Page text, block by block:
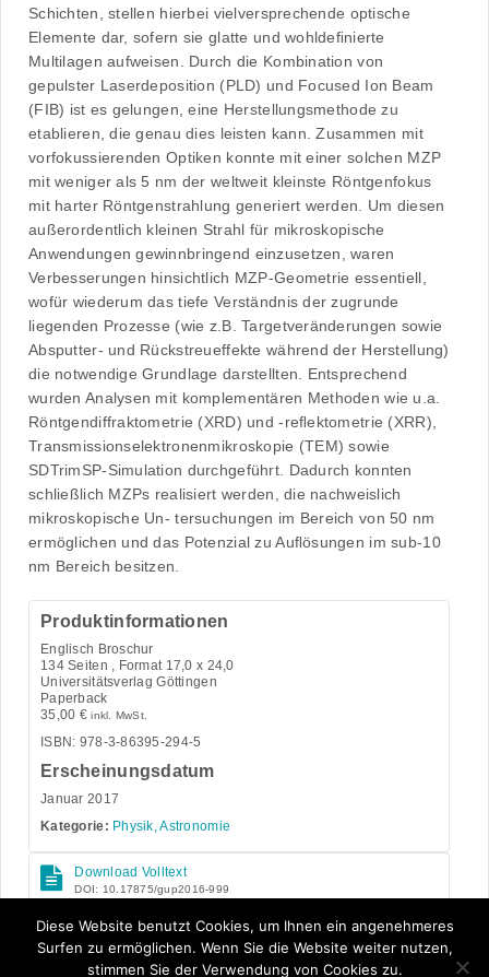
Schichten, stellen hierbei vielversprechende optische
Elemente dar, sofern sie glatte und wohldeﬁnierte
Multilagen aufweisen. Durch die Kombination von
gepulster Laserdeposition (PLD) und Focused Ion Beam
(FIB) ist es gelungen, eine Herstellungsmethode zu
etablieren, die genau dies leisten kann. Zusammen mit
vorfokussierenden Optiken konnte mit einer solchen MZP
mit weniger als 5 nm der weltweit kleinste Röntgenfokus
mit harter Röntgenstrahlung generiert werden. Um diesen
außerordentlich kleinen Strahl für mikroskopische
Anwendungen gewinnbringend einzusetzen, waren
Verbesserungen hinsichtlich MZP-Geometrie essentiell,
wofür wiederum das tiefe Verständnis der zugrunde
liegenden Prozesse (wie z.B. Targetveränderungen sowie
Absputter- und Rückstreueffekte während der Herstellung)
die notwendige Grundlage darstellten. Entsprechend
wurden Analysen mit komplementären Methoden wie u.a.
Röntgendiffraktometrie (XRD) und -reﬂektometrie (XRR),
Transmissionselektronenmikroskopie (TEM) sowie
SDTrimSP-Simulation durchgeführt. Dadurch konnten
schließlich MZPs realisiert werden, die nachweislich
mikroskopische Un- tersuchungen im Bereich von 50 nm
ermöglichen und das Potenzial zu Auﬂösungen im sub-10
nm Bereich besitzen.
Produktinformationen
Englisch Broschur
134Seiten , Format 17,0 x 24,0
Universitätsverlag Göttingen
Paperback
35,00 € inkl. MwSt.
ISBN: 978-3-86395-294-5
Erscheinungsdatum
Januar 2017
Kategorie: Physik, Astronomie
Download Volltext
DOI: 10.17875/gup2016-999
Diese Website benutzt Cookies, um Ihnen ein angenehmeres
Surfen zu ermöglichen. Wenn Sie die Website weiter nutzen,
stimmen Sie der Verwendung von Cookies zu.